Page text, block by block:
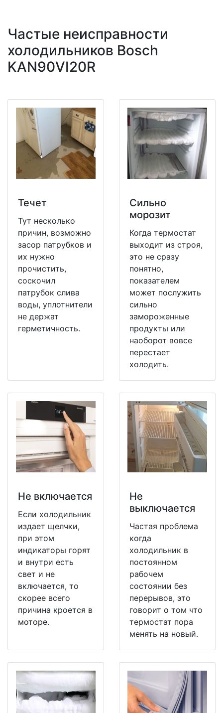
Частые неисправности
холодильников Bosch
KAN90VI20R
Течет
Тут несколько
причин, возможно
засор патрубков и
их нужно
прочистить,
соскочил
патрубок слива
воды, уплотнители
не держат
герметичность.
Сильно
морозит
Когда термостат
выходит из строя,
это не сразу
понятно,
показателем
может послужить
сильно
замороженные
продукты или
наоборот вовсе
перестает
холодить.
Не включается
Если холодильник
издает щелчки,
при этом
индикаторы горят
и внутри есть
свет и не
включается, то
скорее всего
причина кроется в
моторе.
Не
выключается
Частая проблема
когда
холодильник в
постоянном
рабочем
состоянии без
перерывов, это
говорит о том что
термостат пора
менять на новый.